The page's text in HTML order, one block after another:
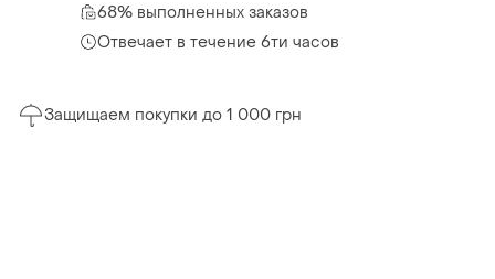
68% выполненных заказов
Отвечает в течение 6ти часов
Защищаем покупки до 1 000 грн